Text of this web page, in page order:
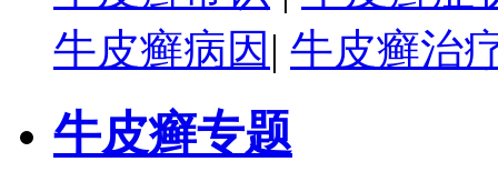
牛皮癣病因 | 牛皮癣治
牛皮癣专题